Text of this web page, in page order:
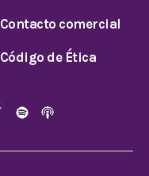
Contacto comercial
Código de Ética